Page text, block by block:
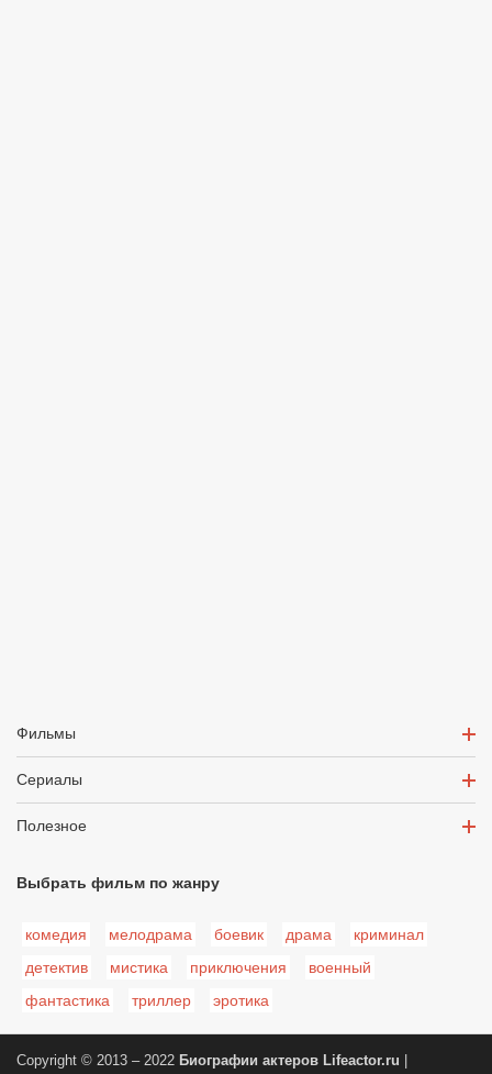
Фильмы
Сериалы
Полезное
Выбрать фильм по жанру
комедия мелодрама боевик драма
криминал
детектив
мистика приключения
военный
фантастика
триллер эротика
Copyright © 2013 – 2022 Биографии актеров Lifeactor.ru